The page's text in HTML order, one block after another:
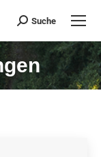
Suchen:
Suche